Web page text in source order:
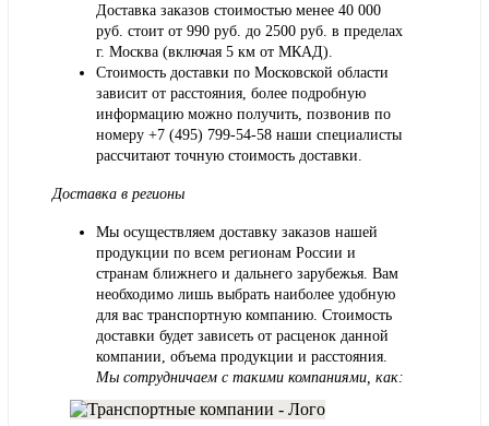
Доставка заказов стоимостью менее 40 000
руб. стоит от 990 руб. до 2500 руб. в пределах
г. Москва (включая 5 км от МКАД).
Стоимость доставки по Московской области
зависит от расстояния, более подробную
информацию можно получить, позвонив по
номеру +7 (495) 799-54-58 наши специалисты
рассчитают точную стоимость доставки.
Доставка в регионы
Мы осуществляем доставку заказов нашей
продукции по всем регионам России и
странам ближнего и дальнего зарубежья. Вам
необходимо лишь выбрать наиболее удобную
для вас транспортную компанию. Стоимость
доставки будет зависеть от расценок данной
компании, объема продукции и расстояния.
Мы сотрудничаем с такими компаниями, как: